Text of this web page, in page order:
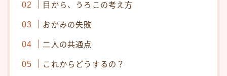
目から、うろこの考え方
おかみの失敗
二人の共通点
これからどうするの？